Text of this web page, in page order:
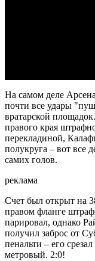
На самом деле
почти все удары
вратарской
правого края
перекладиной,
полукруга – вот все
самих голов.
реклама
Счет был открыт на
правом фланге
парировал, однако
получил заброс от
пенальти – его
метровый. 2:0!